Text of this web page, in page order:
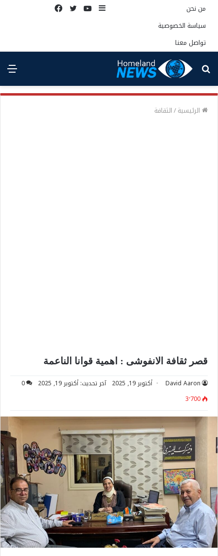
من نحن
سياسة الخصوصية
تواصل معنا
إضافة يوتيوبتويتر
بحث
عن
الرئيسية/الثقافة
قصر ثقافة الانفوشى : اهمية قوانا الناعمة
David Aaron أكتوبر 19, 2025 آخر تحديث: أكتوبر 19, 2025
0
3٬700